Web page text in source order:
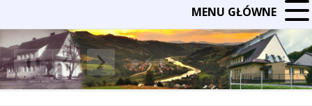
MENU GŁÓWNE
Poprzedni Element
Następny Element
❚❚